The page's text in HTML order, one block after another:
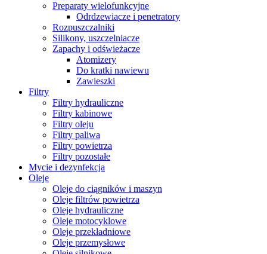
Preparaty wielofunkcyjne
Odrdzewiacze i penetratory
Rozpuszczalniki
Silikony, uszczelniacze
Zapachy i odświeżacze
Atomizery
Do kratki nawiewu
Zawieszki
Filtry
Filtry hydrauliczne
Filtry kabinowe
Filtry oleju
Filtry paliwa
Filtry powietrza
Filtry pozostałe
Mycie i dezynfekcja
Oleje
Oleje do ciągników i maszyn
Oleje filtrów powietrza
Oleje hydrauliczne
Oleje motocyklowe
Oleje przekładniowe
Oleje przemysłowe